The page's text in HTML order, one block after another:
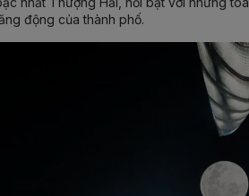
động của thành phố.